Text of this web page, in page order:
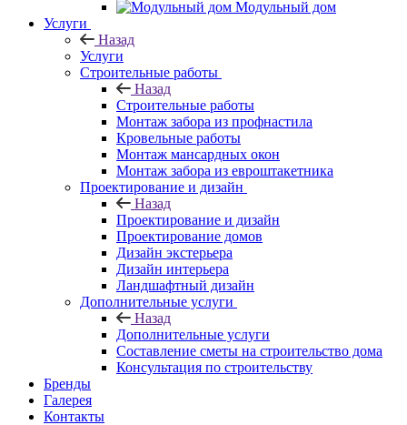
Модульный дом
Услуги
Назад
Услуги
Строительные работы
Назад
Строительные работы
Монтаж забора из профнастила
Кровельные работы
Монтаж мансардных окон
Монтаж забора из евроштакетника
Проектирование и дизайн
Назад
Проектирование и дизайн
Проектирование домов
Дизайн экстерьера
Дизайн интерьера
Ландшафтный дизайн
Дополнительные услуги
Назад
Дополнительные услуги
Составление сметы на строительство дома
Консультация по строительству
Бренды
Галерея
Контакты